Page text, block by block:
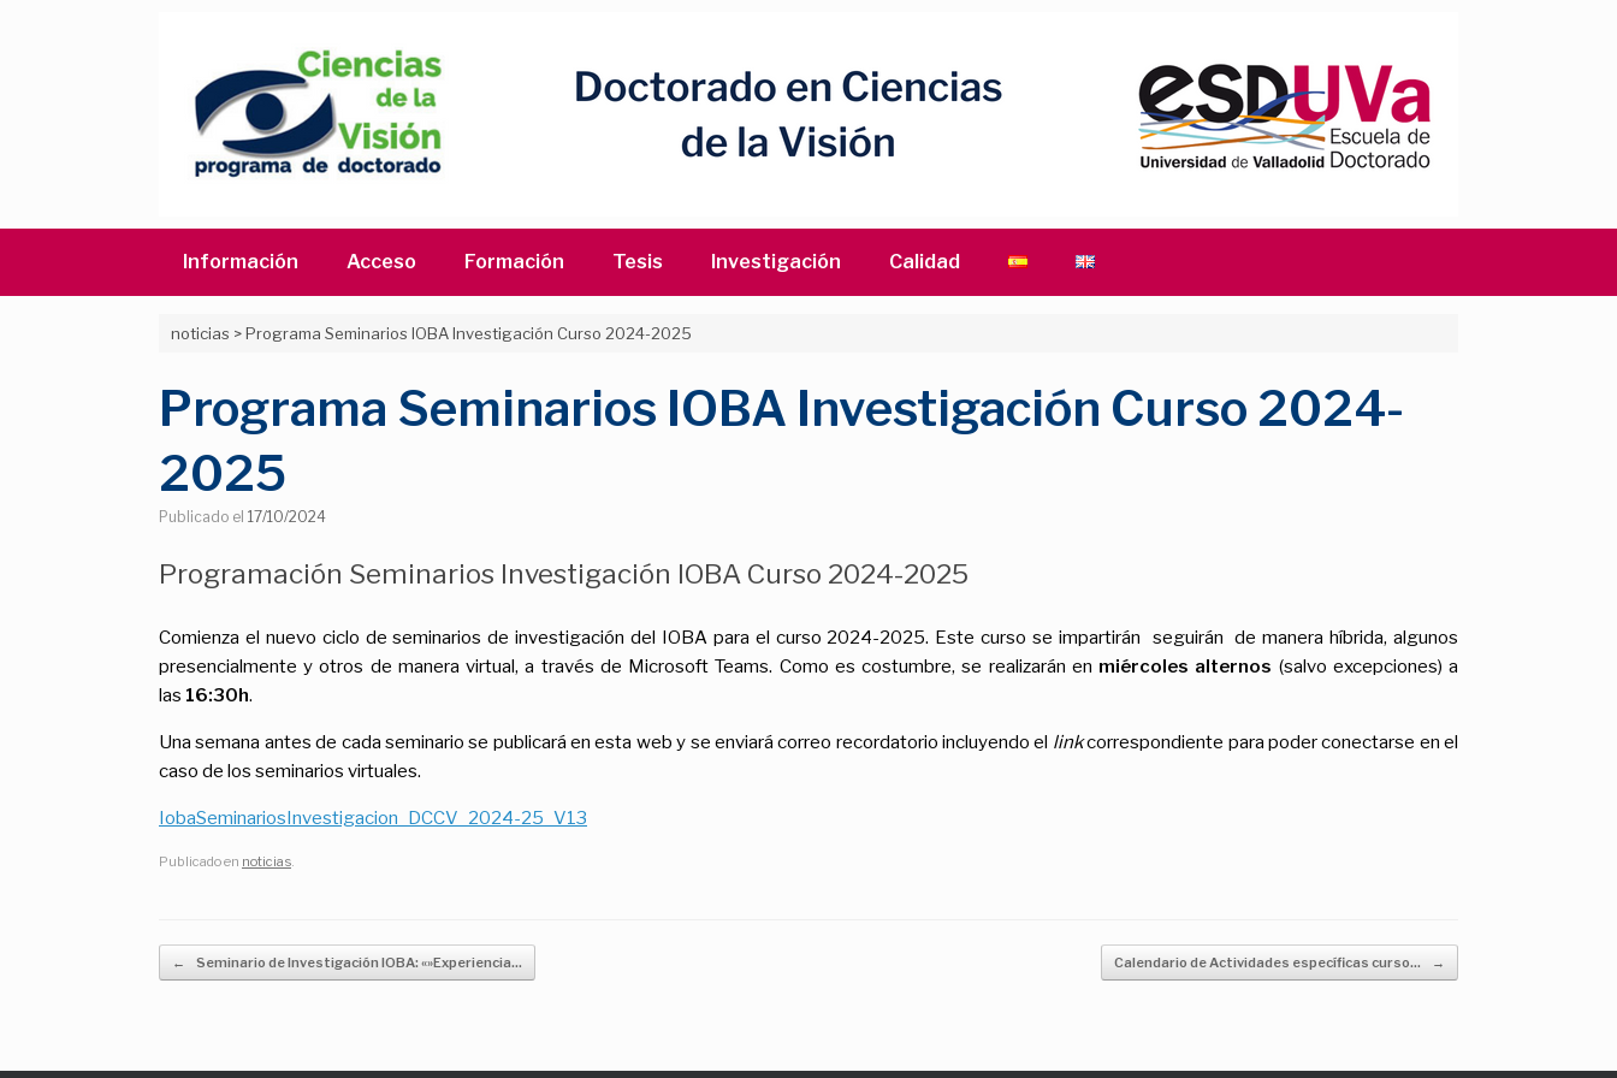
Información Acceso Formación Tesis Investigación Calidad
noticias >Programa Seminarios IOBA Investigación Curso 2024-2025
Programa Seminarios IOBA Investigación Curso 2024-
2025
Publicado el 17/10/2024
Programación Seminarios Investigación IOBA Curso 2024-2025
Comienza el nuevo ciclo de seminarios de investigación del IOBA para el curso 2024-2025. Este curso se impartirán seguirán de manera híbrida, algunos
presencialmente y otros de manera virtual, a través de Microsoft Teams. Como es costumbre, se realizarán en miércoles alternos (salvo excepciones) a
las 16:30h.
Una semana antes de cada seminario se publicará en esta web y se enviará correo recordatorio incluyendo el linkcorrespondiente para poder conectarse en el
caso de los seminarios virtuales.
IobaSeminariosInvestigacion_DCCV_2024-25_V13
Publicado en noticias.
Navegador de artículos
← Seminario de Investigación IOBA: «»Experiencia… Calendario de Actividades específicas curso… →